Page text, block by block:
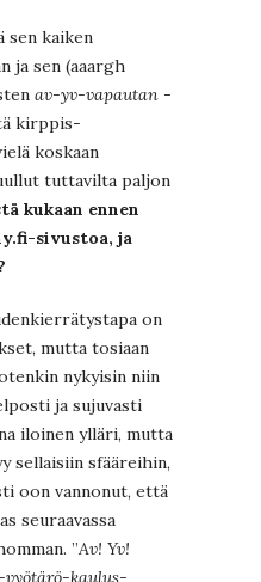
sen kaiken
ja sen (aaargh
av-yv-vapautan -
kirppis-
koskaan
tuttavilta paljon
kukaan ennen
sivustoa, ja
on
mutta tosiaan
nykyisin niin
ja sujuvasti
iloinen ylläri, mutta
sellaisiin sfääreihin,
oon vannonut, että
seuraavassa
”Av! Yv!
kaulus-